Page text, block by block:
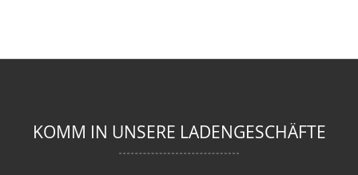
KOMM IN UNSERE LADENGESCHÄFTE